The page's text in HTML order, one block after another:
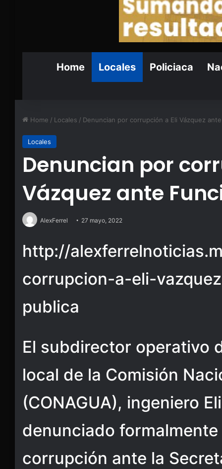
Home Locales Policiaca
Home / Locales / Denuncian por corrupción a Eli Vázquez
Locales
Denuncian por
Vázquez ante
AlexFerrel 27 mayo, 2022
http://
corrupcion-a-eli-
publica
El subdirector operativo
local de la Comisión
(CONAGUA), ingeniero
denunciado
corrupción ante la